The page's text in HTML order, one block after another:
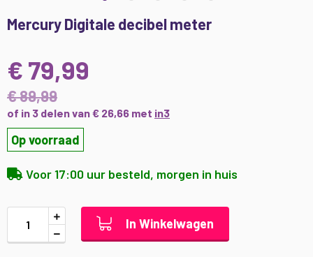
Mercury Digitale decibel meter
€ 79,99
€ 89,99
of in 3 delen van € 26,66 met in3
Op voorraad
Voor 17:00 uur besteld, morgen in huis
In Winkelwagen
naar
begin
van
de
afbeeldingen-
gallerij